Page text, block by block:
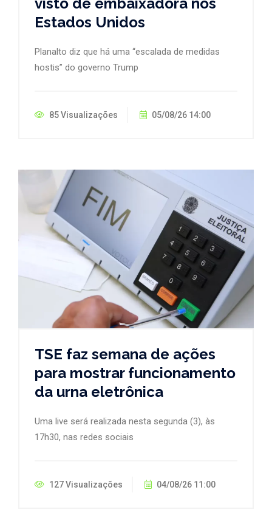
Estados Unidos
Planalto diz que há uma “escalada de medidas
hostis” do governo Trump
85 Visualizações 05/08/26 14:00
TSE faz semana de ações
para mostrar funcionamento
da urna eletrônica
Uma live será realizada nesta segunda (3), às
17h30, nas redes sociais
127 Visualizações 04/08/26 11:00